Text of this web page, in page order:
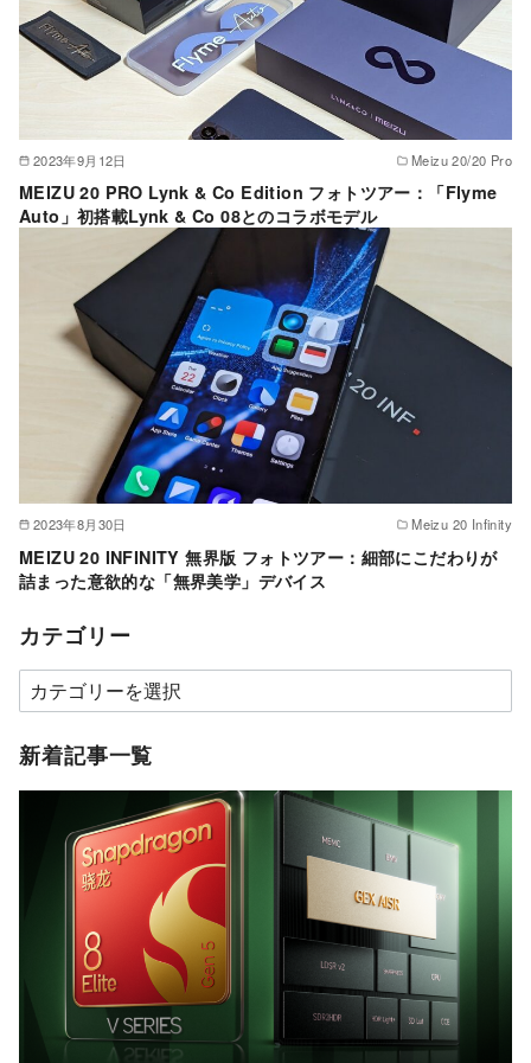
2023年9月12日 Meizu 20/20 Pro
MEIZU 20 PRO Lynk & Co Edition フォトツアー：「Flyme
Auto」初搭載Lynk & Co 08とのコラボモデル
2023年8月30日 Meizu 20 Infinity
MEIZU 20 INFINITY 無界版 フォトツアー：細部にこだわりが
詰まった意欲的な「無界美学」デバイス
カテゴリー
カ
テ
ゴ
新着記事一覧